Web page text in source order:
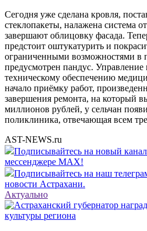
Сегодня уже сделана кровля,
стеклопакеты, налажена система
завершают облицовку фасада.
предстоит оштукатурить и
ограниченными возможностями в
предусмотрен пандус. Управление
техническому обеспечению
начало приёмку работ,
завершения ремонта, на который
миллионов рублей, у сельчан
поликлиника, отвечающая всем
AST-NEWS.ru
Подписывайтесь на новый
мессенджере MAX!
Подписывайтесь на наш
новости Астрахани.
Актуально